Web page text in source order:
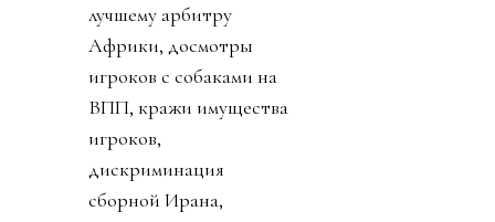
лучшему арбитру
Африки, досмотры
игроков с собаками на
ВПП, кражи имущества
игроков,
дискриминация
сборной Ирана,